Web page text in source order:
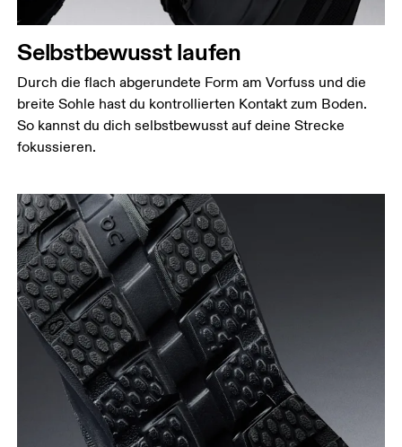
Selbstbewusst laufen
Durch die flach abgerundete Form am Vorfuss und die
breite Sohle hast du kontrollierten Kontakt zum Boden.
So kannst du dich selbstbewusst auf deine Strecke
fokussieren.